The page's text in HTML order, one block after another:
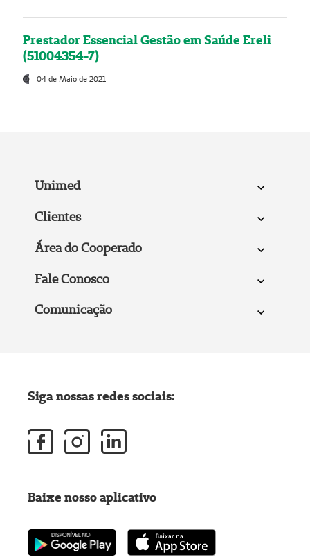
Prestador Essencial Gestão em Saúde Ereli
(51004354-7)
04 de Maio de 2021
Unimed
Clientes
Área do Cooperado
Fale Conosco
Comunicação
Siga nossas redes sociais:
Baixe nosso aplicativo